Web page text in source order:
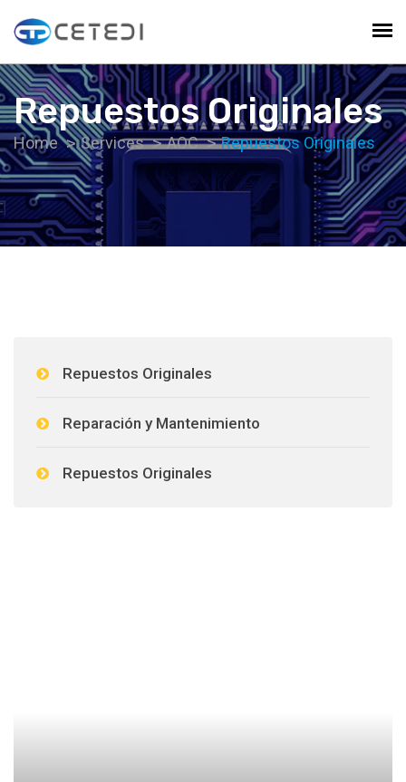
Repuestos Originales
Home Services AOC Repuestos Originales
Repuestos Originales
Reparación y Mantenimiento
Repuestos Originales